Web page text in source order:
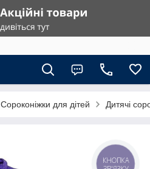
Сороконіжки для дітей Дитячі
КНОПКА